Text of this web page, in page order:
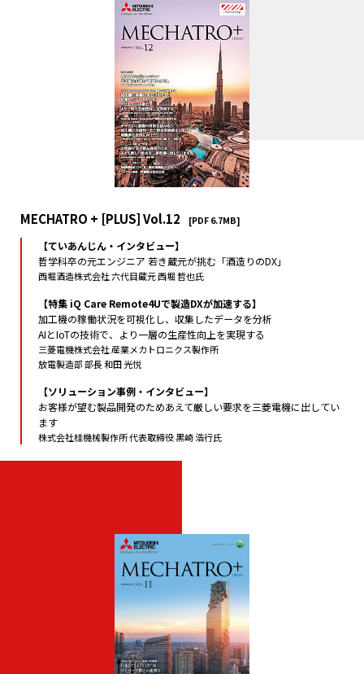
MECHATRO + [PLUS] Vol.12 [PDF 6.7MB]
【ていあんじん・インタビュー】
哲学科卒の元エンジニア 若き蔵元が挑む「酒造りのDX」
西堀酒造株式会社 六代目蔵元 西堀 哲也氏
【特集 iQ Care Remote4Uで製造DXが加速する】
加工機の稼働状況を可視化し、収集したデータを分析
AIとIoTの技術で、より一層の生産性向上を実現する
三菱電機株式会社 産業メカトロニクス製作所
放電製造部 部長 和田 光悦
【ソリューション事例・インタビュー】
お客様が望む製品開発のためあえて厳しい要求を三菱電機に出してい
ます
株式会社桂機械製作所 代表取締役 黒崎 浩行氏